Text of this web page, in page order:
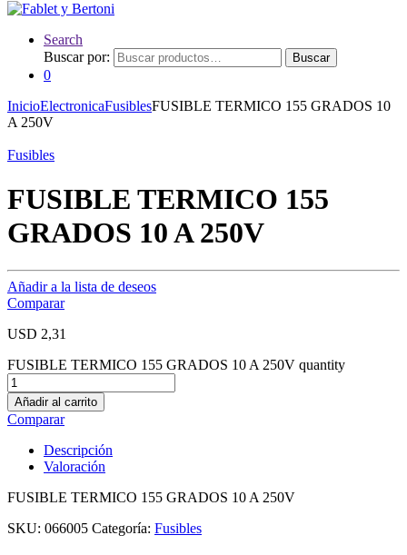
Search
Buscar por:
Buscar
0
InicioElectronicaFusiblesFUSIBLE TERMICO 155 GRADOS 10
A 250V
Fusibles
FUSIBLE TERMICO 155
GRADOS 10 A 250V
Añadir a la lista de deseos
Comparar
USD 2,31
FUSIBLE TERMICO 155 GRADOS 10 A 250V quantity
Añadir al carrito
Comparar
Descripción
Valoración
FUSIBLE TERMICO 155 GRADOS 10 A 250V
SKU: 066005 Categoría: Fusibles